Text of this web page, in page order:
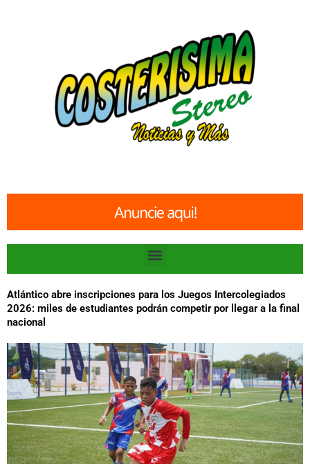
Menu
Atlántico abre inscripciones para los Juegos Intercolegiados
2026: miles de estudiantes podrán competir por llegar a la final
nacional